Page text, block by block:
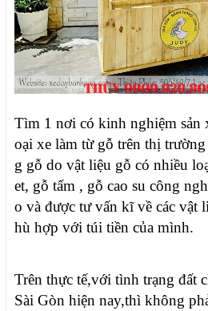
Tìm 1 nơi có kinh nghiệm sản
oại xe làm từ gỗ trên thị
g gỗ do vật liệu gỗ có nhiều
et, gỗ tấm , gỗ cao su công
o và được tư vấn kĩ về các vật
hù hợp với túi tiền của mình.
Trên thực tế,với tình trạng đất
Sài Gòn hiện nay,thì không